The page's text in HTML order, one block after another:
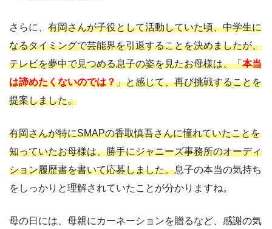
さらに、 有岡さんが子役として活動していた頃、中学生に
なるタイミングで芸能界を引退することを決めましたが、
テレビを夢中で見つめる息子の姿を見たお母様は、「本当
は諦めたくないのでは？」と感じて、再び挑戦することを
提案しました。
有岡さんが特にSMAPの香取慎吾さんに憧れていたことを
知っていたお母様は、勝手にジャニーズ事務所のオーディ
ション履歴書を書いて応募しました。息子の本当の気持ち
をしっかりと理解されていたことが分かりますね。
母の日には、母親にカーネーションを贈るなど、感謝の気